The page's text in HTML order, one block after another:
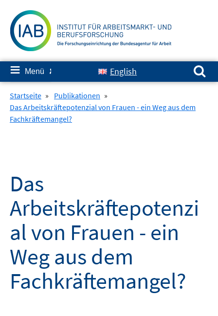
zum
Inhalt
≡ Menü ✘ English
Suchen nach:
Startseite » Publikationen »
Das Arbeitskräftepotenzial von Frauen - ein Weg aus dem
Fachkräftemangel?
Das
Arbeitskräftepotenzi
al von Frauen - ein
Weg aus dem
Fachkräftemangel?